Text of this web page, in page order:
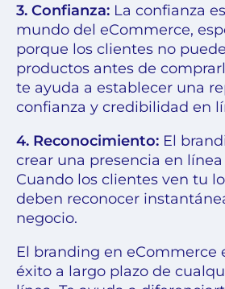
3. Confianza: La confianza
mundo del eCommerce,
porque los clientes no
productos antes de
te ayuda a establecer una
confianza y credibilidad en
4. Reconocimiento: El
crear una presencia en
Cuando los clientes ven tu
deben reconocer
negocio.
El branding en eCommerce
éxito a largo plazo de